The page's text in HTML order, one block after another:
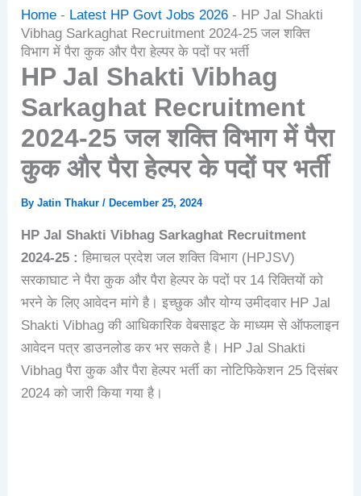
Home - Latest HP Govt Jobs 2026 - HP Jal Shakti
Vibhag Sarkaghat Recruitment 2024-25 जल शक्ति
विभाग में पैरा कुक और पैरा हेल्पर के पदों पर भर्ती
HP Jal Shakti Vibhag
Sarkaghat Recruitment
2024-25 जल शक्ति विभाग में पैरा
कुक और पैरा हेल्पर के पदों पर भर्ती
ByJatin Thakur/December 25, 2024
HP Jal Shakti Vibhag Sarkaghat Recruitment
2024-25 :हिमाचल प्रदेश जल शक्ति विभाग (HPJSV)
सरकाघाट ने पैरा कुक और पैरा हेल्पर के पदों पर 14 रिक्तियों को
भरने के लिए आवेदन मांगे है। इच्छुक और योग्य उमीदवार HP Jal
Shakti Vibhag की आधिकारिक वेबसाइट के माध्यम से ऑफलाइन
आवेदन पत्र डाउनलोड कर भर सकते है। HP Jal Shakti
Vibhag पैरा कुक और पैरा हेल्पर भर्ती का नोटिफिकेशन 25 दिसंबर
2024 को जारी किया गया है।